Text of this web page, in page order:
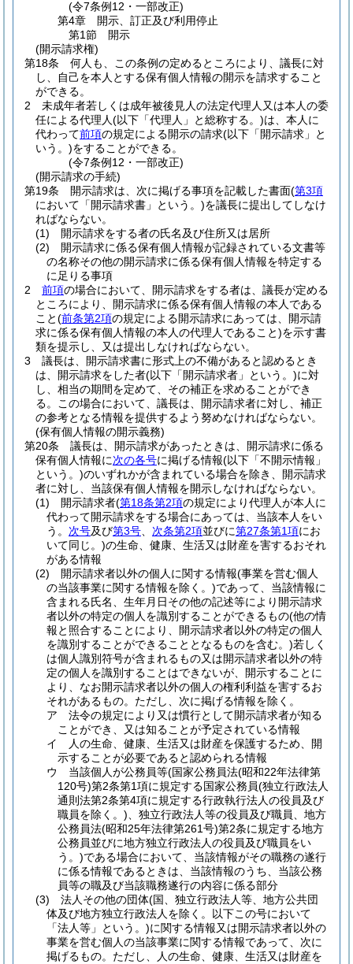
(令7条例12・一部改正)
第4章
開示、訂正及び利用停止
第1節
開示
(開示請求権)
第18条
何人も、この条例の定めるところにより、議長に対
し、自己を本人とする保有個人情報の開示を請求すること
ができる。
2
未成年者若しくは成年被後見人の法定代理人又は本人の委
任による代理人(以下「代理人」と総称する。)は、本人に
代わって前項の規定による開示の請求(以下「開示請求」と
いう。)をすることができる。
(令7条例12・一部改正)
(開示請求の手続)
第19条
開示請求は、次に掲げる事項を記載した書面(第3項
において「開示請求書」という。)を議長に提出してしなけ
ればならない。
(1)
開示請求をする者の氏名及び住所又は居所
(2)
開示請求に係る保有個人情報が記録されている文書等
の名称その他の開示請求に係る保有個人情報を特定する
に足りる事項
2
前項の場合において、開示請求をする者は、議長が定める
ところにより、開示請求に係る保有個人情報の本人である
こと(前条第2項の規定による開示請求にあっては、開示請
求に係る保有個人情報の本人の代理人であること)を示す書
類を提示し、又は提出しなければならない。
3
議長は、開示請求書に形式上の不備があると認めるとき
は、開示請求をした者(以下「開示請求者」という。)に対
し、相当の期間を定めて、その補正を求めることができ
る。
この場合において、議長は、開示請求者に対し、補正
の参考となる情報を提供するよう努めなければならない。
(保有個人情報の開示義務)
第20条
議長は、開示請求があったときは、開示請求に係る
保有個人情報に次の各号に掲げる情報(以下「不開示情報」
という。)のいずれかが含まれている場合を除き、開示請求
者に対し、当該保有個人情報を開示しなければならない。
(1)
開示請求者(第18条第2項の規定により代理人が本人に
代わって開示請求をする場合にあっては、当該本人をい
う。 次号及び第3号 次条第2項並びに第27条第1項にお
いて同じ。)の生命、健康、生活又は財産を害するおそれ
がある情報
(2)
開示請求者以外の個人に関する情報(事業を営む個人
の当該事業に関する情報を除く。)であって、当該情報に
含まれる氏名、生年月日その他の記述等により開示請求
者以外の特定の個人を識別することができるもの(他の情
報と照合することにより、開示請求者以外の特定の個人
を識別することができることとなるものを含む。)若しく
は個人識別符号が含まれるもの又は開示請求者以外の特
定の個人を識別することはできないが、開示することに
より、なお開示請求者以外の個人の権利利益を害するお
それがあるもの。 ただし、次に掲げる情報を除く。
ア
法令の規定により又は慣行として開示請求者が知る
ことができ、又は知ることが予定されている情報
イ
人の生命、健康、生活又は財産を保護するため、開
示することが必要であると認められる情報
ウ
当該個人が公務員等(国家公務員法(昭和22年法律第
120号)第2条第1項に規定する国家公務員(独立行政法人
通則法第2条第4項に規定する行政執行法人の役員及び
職員を除く。) 、独立行政法人等の役員及び職員、地方
公務員法(昭和25年法律第261号)第2条に規定する地方
公務員並びに地方独立行政法人の役員及び職員をい
う。)である場合において、当該情報がその職務の遂行
に係る情報であるときは、当該情報のうち、当該公務
員等の職及び当該職務遂行の内容に係る部分
(3)
法人その他の団体(国、独立行政法人等、地方公共団
体及び地方独立行政法人を除く。以下この号において
「法人等」という。)に関する情報又は開示請求者以外の
事業を営む個人の当該事業に関する情報であって、次に
掲げるもの。 ただし、人の生命、健康、生活又は財産を